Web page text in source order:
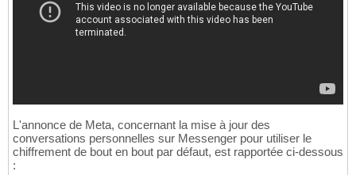
L'annonce de Meta, concernant la mise à jour des
conversations personnelles sur Messenger pour utiliser le
chiffrement de bout en bout par défaut, est rapportée ci-dessous
: